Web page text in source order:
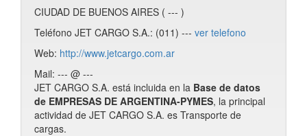
CIUDAD DE BUENOS AIRES ( --- )
Teléfono JET CARGO S.A.: (011) --- ver telefono
Web: http://www.jetcargo.com.ar
Mail: --- @ ---
JET CARGO S.A. está incluida en la Base de datos
de EMPRESAS DE ARGENTINA-PYMES, la principal
actividad de JET CARGO S.A. es Transporte de
cargas.